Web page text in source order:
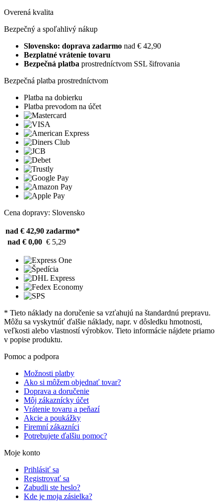
Overená kvalita
Bezpečný a spoľahlivý nákup
Slovensko: doprava zadarmo nad € 42,90
Bezplatné vrátenie tovaru
Bezpečná platba prostredníctvom SSL šifrovania
Bezpečná platba prostredníctvom
Platba na dobierku
Platba prevodom na účet
Cena dopravy: Slovensko
nad € 42,90 zadarmo*
nad € 0,00 € 5,29
* Tieto náklady na doručenie sa vzťahujú na štandardnú prepravu.
Môžu sa vyskytnúť ďalšie náklady, napr. v dôsledku hmotnosti,
veľkosti alebo vlastností výrobkov. Tieto informácie nájdete priamo
v popise produktu.
Pomoc a podpora
Možnosti platby
Ako si môžem objednať tovar?
Doprava a doručenie
Môj zákaznícky účet
Vrátenie tovaru a peňazí
Akcie a poukážky
Firemní zákazníci
Potrebujete ďalšiu pomoc?
Moje konto
Prihlásiť sa
Registrovať sa
Zabudli ste heslo?
Kde je moja zásielka?